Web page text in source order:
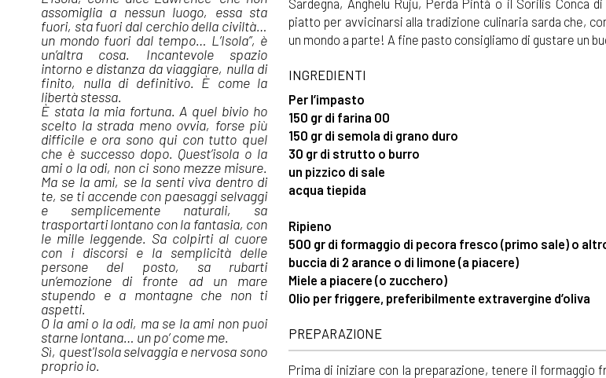
assomiglia a nessun luogo, essa sta
fuori, sta fuori dal cerchio della civiltà…
un mondo fuori dal tempo… L’Isola”, è
un’altra cosa. Incantevole spazio
intorno e distanza da viaggiare, nulla di
finito, nulla di definitivo. È come la
libertà stessa.
È stata la mia fortuna. A quel bivio ho
scelto la strada meno ovvia, forse più
difficile e ora sono qui con tutto quel
che è successo dopo. Quest’isola o la
ami o la odi, non ci sono mezze misure.
Ma se la ami, se la senti viva dentro di
te, se ti accende con paesaggi selvaggi
e semplicemente naturali, sa
trasportarti lontano con la fantasia, con
le mille leggende. Sa colpirti al cuore
con i discorsi e la semplicità delle
persone del posto, sa rubarti
un’emozione di fronte ad un mare
stupendo e a montagne che non ti
aspetti.
O la ami o la odi, ma se la ami non puoi
starne lontana… un po’ come me.
Sì, quest'Isola selvaggia e nervosa sono
proprio io.
piatto per avvicinarsi alla tradizione culinaria sarda che,
un mondo a parte! A fine pasto consigliamo di gustare un
INGREDIENTI
Per l’impasto
150 gr di farina 00
150 gr di semola di grano duro
30 gr di strutto o burro
un pizzico di sale
acqua tiepida
Ripieno
500 gr di formaggio di pecora fresco (primo sale) o
buccia di 2 arance o di limone (a piacere)
Miele a piacere (o zucchero)
Olio per friggere, preferibilmente extravergine d’oliva
PREPARAZIONE
Prima di iniziare con la preparazione, tenere il formaggio